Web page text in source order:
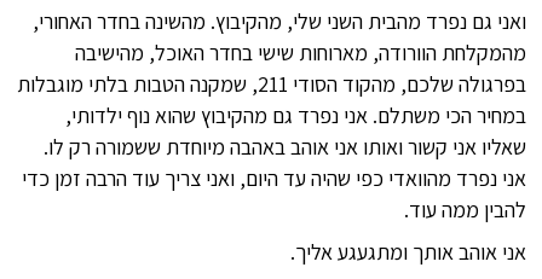
ואני גם נפרד מהבית השני שלי, מהקיבוץ. מהשינה בחדר האחורי,
מהמקלחת הוורודה, מארוחות שישי בחדר האוכל, מהישיבה
בפרגולה שלכם, מהקוד הסודי 211, שמקנה הטבות בלתי מוגבלות
במחיר הכי משתלם. אני נפרד גם מהקיבוץ שהוא נוף ילדותי,
שאליו אני קשור ואותו אני אוהב באהבה מיוחדת ששמורה רק לו.
אני נפרד מהוואדי כפי שהיה עד היום, ואני צריך עוד הרבה זמן כדי
להבין ממה עוד.
אני אוהב אותך ומתגעגע אליך.